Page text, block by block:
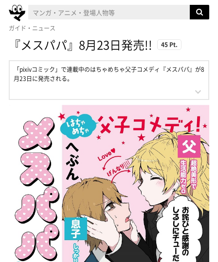
ガイド・ニュース
『メスパパ』8月23日発売!! 45 Pt.
「pixivコミック」で連載中のはちゃめちゃ父子コメディ『メスパパ』が8
月23日に発売される。